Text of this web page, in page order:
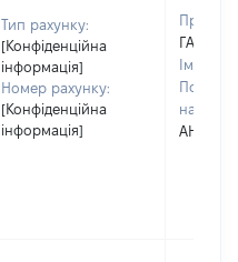
Тип рахунку:
[Конфіденційна
інформація]
Номер рахунку:
[Конфіденційна
інформація]
Ім'я:
По